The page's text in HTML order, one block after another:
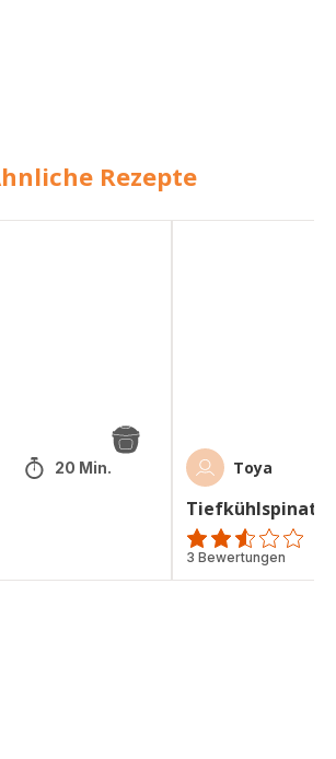
Rezepte
20 Min. Toya
Tiefkühlspinat
ratings.2.5
3 Bewertungen